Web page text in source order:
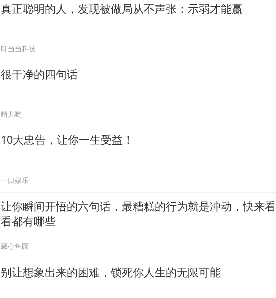
真正聪明的人，发现被做局从不声张：示弱才能赢
叮当当科技
很干净的四句话
晴儿哟
10大忠告，让你一生受益！
一口娱乐
让你瞬间开悟的六句话，最糟糕的行为就是冲动，快来看
看都有哪些
藏心鱼圆
别让想象出来的困难，锁死你人生的无限可能